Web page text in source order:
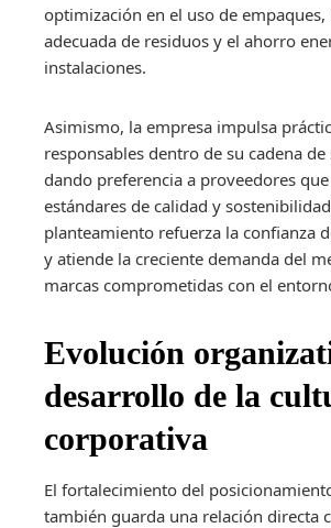
optimización en el uso de empaques,
adecuada de residuos y el ahorro
instalaciones.
Asimismo, la empresa impulsa
responsables dentro de su cadena
dando preferencia a proveedores
estándares de calidad y
planteamiento refuerza la confianza
y atiende la creciente demanda del
marcas comprometidas con el
Evolución
desarrollo de la
corporativa
El fortalecimiento del
también guarda una relación directa